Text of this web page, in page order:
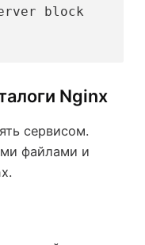
block
Nginx
сервисом.
файлами и